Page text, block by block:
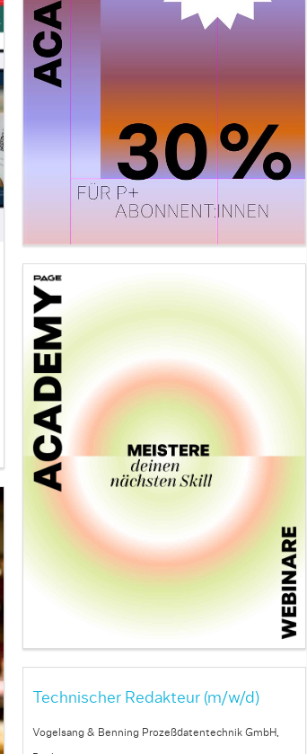
Technischer Redakteur (m/w/d)
Vogelsang & Benning Prozeßdatentechnik GmbH,